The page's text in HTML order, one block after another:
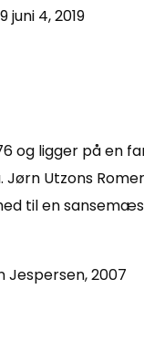
juni 4, 2019
og ligger på
Jørn Utzons
til en
Jespersen, 2007